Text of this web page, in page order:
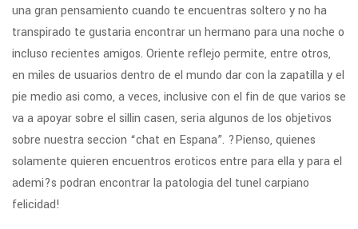
una gran pensamiento cuando te encuentras soltero y no ha
transpirado te gustaria encontrar un hermano para una noche o
incluso recientes amigos. Oriente reflejo permite, entre otros,
en miles de usuarios dentro de el mundo dar con la zapatilla y el
pie medio asi­ como, a veces, inclusive con el fin de que varios se
va a apoyar sobre el silli­n casen, seri­a algunos de los objetivos
sobre nuestra seccion “chat en Espana”. ?Pienso, quienes
solamente quieren encuentros eroticos entre para ella y para el
ademi?s podran encontrar la patologi­a del tunel carpiano
felicidad!